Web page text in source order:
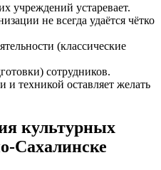
учреждений устаревает.
не всегда удаётся чётко
(классические
сотрудников.
и техникой оставляет желать
культурных
Сахалинске